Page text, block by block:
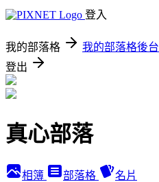
登入
我的部落格 我的部落格後台
登出
真心部落
相簿 部落格 名片